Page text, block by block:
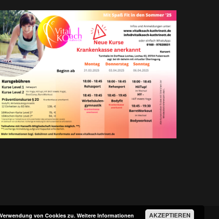
von Cookies zu.Weitere Informationen AKZEPTIEREN